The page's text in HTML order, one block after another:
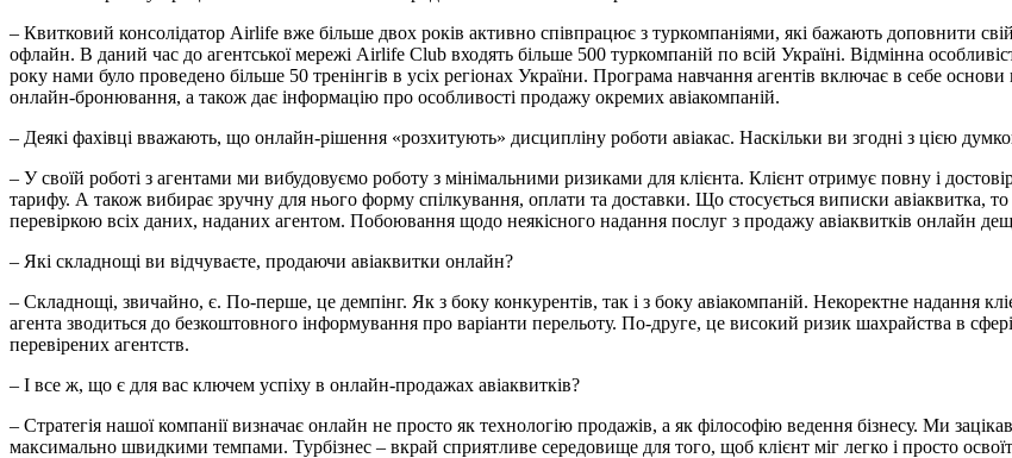
– Квитковий консолідатор Airlife вже більше двох років активно співпрацює з туркомпаніями, які бажають доповнити
офлайн. В даний час до агентської мережі Airlife Club входять більше 500 туркомпаній по всій Україні. Відмінна
року нами було проведено більше 50 тренінгів в усіх регіонах України. Програма навчання агентів включає в себе
онлайн-бронювання, а також дає інформацію про особливості продажу окремих авіакомпаній.
– Деякі фахівці вважають, що онлайн-рішення «розхитують» дисципліну роботи авіакас. Наскільки ви згодні з цією
– У своїй роботі з агентами ми вибудовуємо роботу з мінімальними ризиками для клієнта. Клієнт отримує повну і
тарифу. А також вибирає зручну для нього форму спілкування, оплати та доставки. Що стосується виписки авіаквитка,
перевіркою всіх даних, наданих агентом. Побоювання щодо неякісного надання послуг з продажу авіаквитків онлайн
– Які складнощі ви відчуваєте, продаючи авіаквитки онлайн?
– Складнощі, звичайно, є. По-перше, це демпінг. Як з боку конкурентів, так і з боку авіакомпаній. Некоректне надання
агента зводиться до безкоштовного інформування про варіанти перельоту. По-друге, це високий ризик шахрайства в
перевірених агентств.
– І все ж, що є для вас ключем успіху в онлайн-продажах авіаквитків?
– Стратегія нашої компанії визначає онлайн не просто як технологію продажів, а як філософію ведення бізнесу. Ми
максимально швидкими темпами. Турбізнес – вкрай сприятливе середовище для того, щоб клієнт міг легко і просто